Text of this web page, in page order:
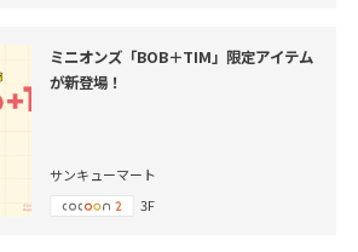
ミニオンズ「BOB＋TIM」限定アイテム
が新登場！
サンキューマート
3F